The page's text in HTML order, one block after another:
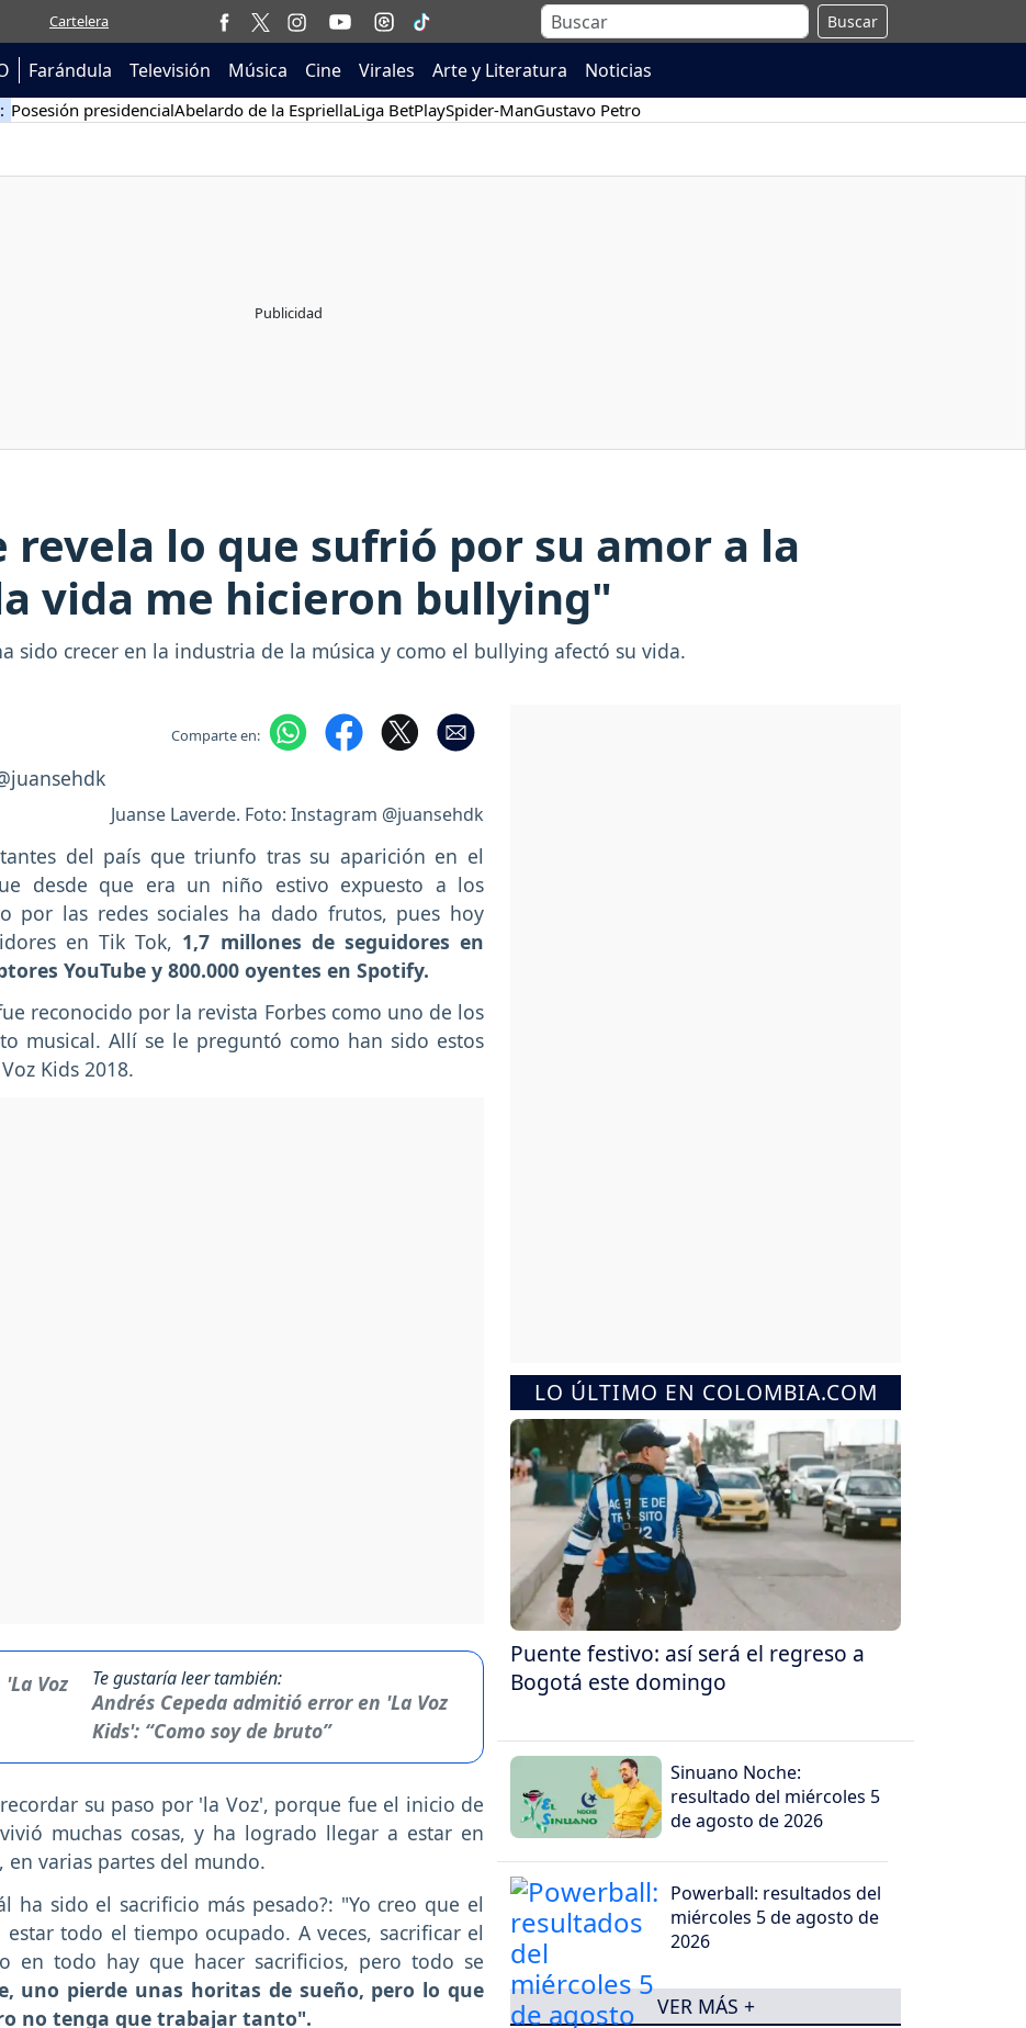
Cartelera Buscar
Farándula Televisión Música Cine Virales Arte y Literatura Noticias
Posesión presidencialAbelardo de la EspriellaLiga BetPlaySpider-ManGustavo Petro
revela lo que sufrió por su amor a la
vida me hicieron bullying"
sido crecer en la industria de la música y como el bullying afectó su vida.
Comparte en:
Juanse Laverde. Foto: Instagram @juansehdk
del país que triunfo tras su aparición en el
desde que era un niño estivo expuesto a los
por las redes sociales ha dado frutos, pues hoy
en Tik Tok, 1,7 millones de seguidores en
YouTube y 800.000 oyentes en Spotify.
reconocido por la revista Forbes como uno de los
musical. Allí se le preguntó como han sido estos
Kids 2018.
Te gustaría leer también:
Andrés Cepeda admitió error en 'La Voz
Kids': “Como soy de bruto”
su paso por 'la Voz', porque fue el inicio de
muchas cosas, y ha logrado llegar a estar en
en varias partes del mundo.
ha sido el sacrificio más pesado?: "Yo creo que el
todo el tiempo ocupado. A veces, sacrificar el
en todo hay que hacer sacrificios, pero todo se
uno pierde unas horitas de sueño, pero lo que
no tenga que trabajar tanto".
LO ÚLTIMO EN COLOMBIA.COM
Puente festivo: así será el regreso a
Bogotá este domingo
Sinuano Noche:
resultado del miércoles 5
de agosto de 2026
Powerball: resultados del
miércoles 5 de agosto de
2026
VER MÁS +